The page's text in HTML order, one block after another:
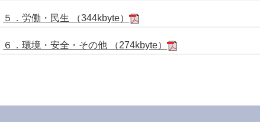
５．労働・民生 （344kbyte）
６．環境・安全・その他 （274kbyte）